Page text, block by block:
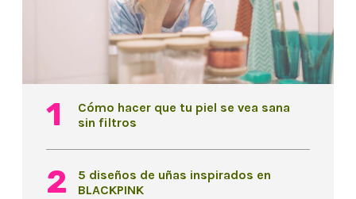
Cómo hacer que tu piel se vea sana
sin filtros
5 diseños de uñas inspirados en
BLACKPINK